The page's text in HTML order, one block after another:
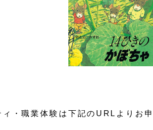
・職業体験は下記のURLよりお申